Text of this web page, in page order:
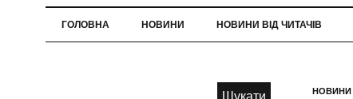
ГОЛОВНА НОВИНИ НОВИНИ ВІД ЧИТАЧІВ
НОВИНИ